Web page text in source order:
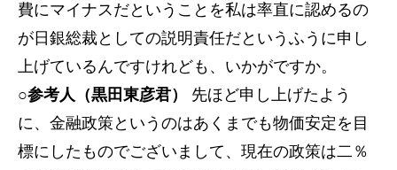
費にマイナスだということを私は率直に認めるの
が日銀総裁としての説明責任だというふうに申し
上げているんですけれども、いかがですか。
○参考人（黒田東彦君）
先ほど申し上げたよう
に、金融政策というのはあくまでも物価安定を目
標にしたものでございまして、現在の政策は二％